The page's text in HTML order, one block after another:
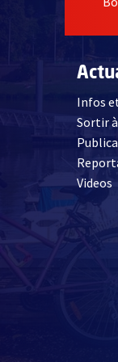
Infos
Sortir
Videos,